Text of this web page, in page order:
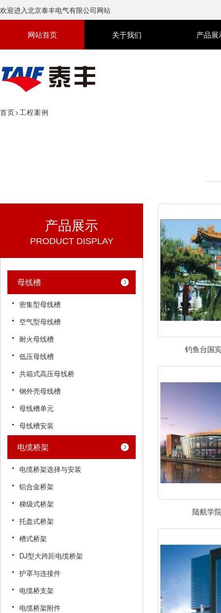
欢迎进入北京泰丰电气有限公司网站
网站首页 关于我们 产品展
首页>工程案例
产品展示
PRODUCT DISPLAY
母线槽
密集型母线槽
空气型母线槽
耐火母线槽
低压母线槽
共箱式高压母线桥
钢外壳母线槽
母线槽单元
母线槽安装
电缆桥架
电缆桥架选择与安装
铝合金桥架
梯级式桥架
托盘式桥架
槽式桥架
DJ型大跨距电缆桥架
护罩与连接件
电缆桥支架
电缆桥架附件
钓鱼台国
陆航学